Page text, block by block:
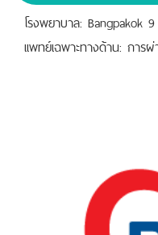
โรงพยาบาล: Bangpakok